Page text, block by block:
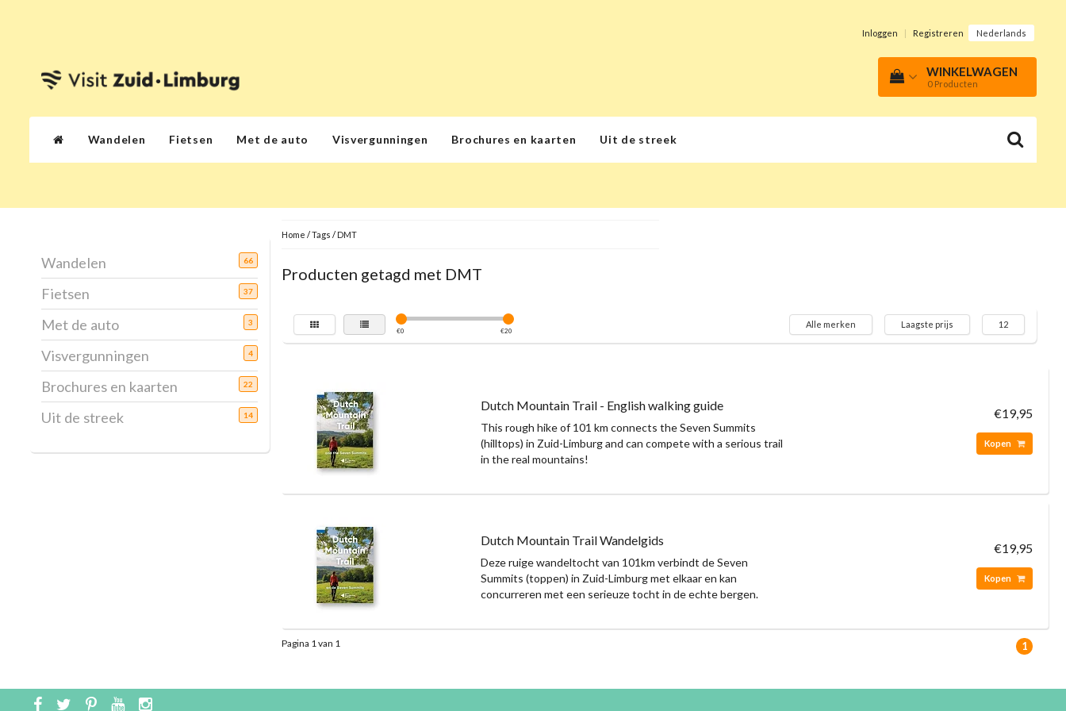
Inloggen | Registreren Nederlands
WINKELWAGEN
0 Producten
Wandelen Fietsen Met de auto Visvergunningen Brochures en kaarten Uit de streek
Wandelen 66
Fietsen 37
Met de auto 3
Visvergunningen 4
Brochures en kaarten 22
Uit de streek 14
Home /Tags / DMT
Producten getagd met DMT
€0 €20
Alle merken Laagste prijs 12
Dutch Mountain Trail - English walking guide
This rough hike of 101 km connects the Seven Summits
(hilltops) in Zuid-Limburg and can compete with a serious trail
in the real mountains!
€19,95
Kopen
Dutch Mountain Trail Wandelgids
Deze ruige wandeltocht van 101km verbindt de Seven
Summits (toppen) in Zuid-Limburg met elkaar en kan
concurreren met een serieuze tocht in de echte bergen.
€19,95
Kopen
Pagina 1 van 1 1